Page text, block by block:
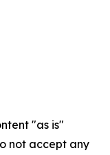
"as is"
not accept any